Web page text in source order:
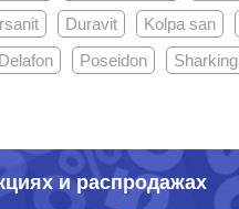
Duravit Kolpa san
Poseidon Sharking
и распродажах